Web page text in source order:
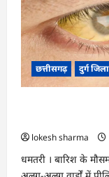
छत्तीसगढ़ दुर्ग जिला
lokesh sharma
धमतरी । बारिश के